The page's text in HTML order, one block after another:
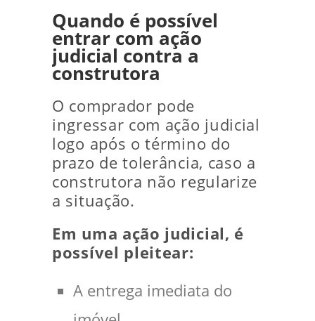
Quando é possível
entrar com ação
judicial contra a
construtora
O comprador pode
ingressar com ação judicial
logo após o término do
prazo de tolerância, caso a
construtora não regularize
a situação.
Em uma ação judicial, é
possível pleitear:
A entrega imediata do